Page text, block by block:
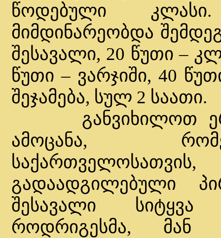
წოდებული
მიმდინარეობდა
შესავალი, 20 წუთი –
წუთი – ვარჯიში, 40
შეჯამება, სულ 2 საათი.
განვიხილოთ
ამოცანა,
გადაადგილებული
შესავალი სიტყვა
როდრიგესმა, მან